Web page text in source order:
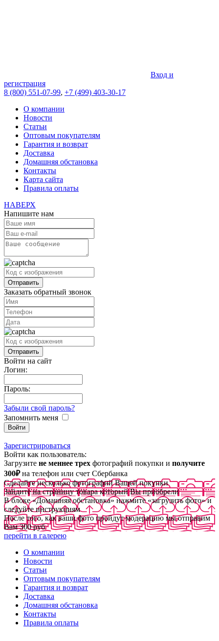
Вход и
регистрация
8 (800) 551-07-99, +7 (499) 403-30-17
О компании
Новости
Статьи
Оптовым покупателям
Гарантия и возврат
Доставка
Домашняя обстановка
Контакты
Карта сайта
Правила оплаты
НАВЕРХ
Напишите нам
Заказать обратный звонок
Войти на сайт
Логин:
Пароль:
Забыли свой пароль?
Запомнить меня
Зарегистрироваться
Войти как пользователь:
Загрузите не меннее трех фотографий покупки и получите
300₽на телефон или счет Сбербанка
Сделайте несколько фотографий Вашей покупки
Зайдите на страницу товара который Вы приобрели
В блоке «Домашняя обстановка» нажмите «загрузить фото» и
следуйте инструкциям
После того, как ваши фото пройдут модерацию мы отправим
Вам 300 руб
перейти в галерею
О компании
Новости
Статьи
Оптовым покупателям
Гарантия и возврат
Доставка
Домашняя обстановка
Контакты
Правила оплаты